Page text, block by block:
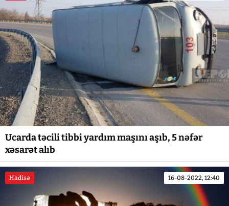
Ucarda təcili tibbi yardım maşını aşıb, 5 nəfər
xəsarət alıb
Hadisə 16-08-2022, 12:40